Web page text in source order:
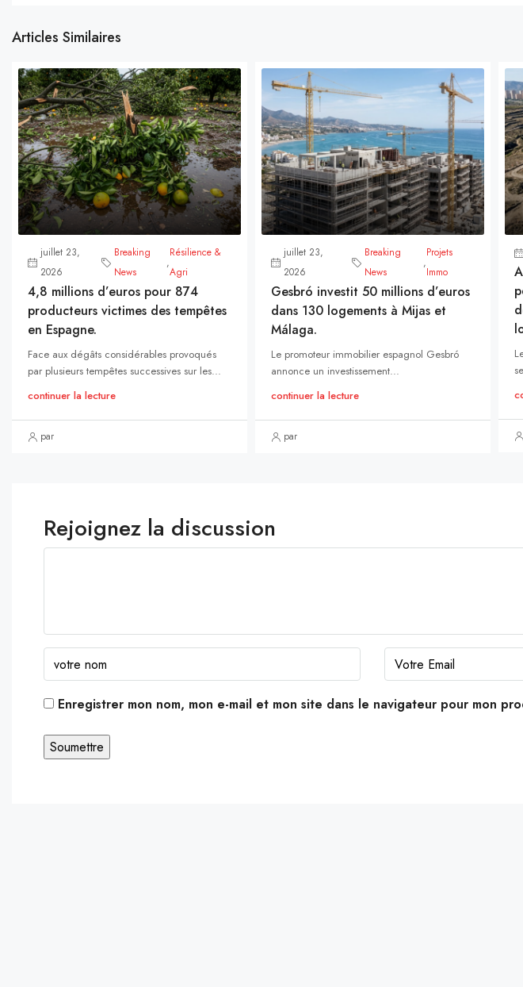
Articles Similaires
juillet 23,
2026
Breaking
News
,
Résilience &
Agri
4,8 millions d’euros pour 874
producteurs victimes des tempêtes
en Espagne.
Face aux dégâts considérables provoqués
par plusieurs tempêtes successives sur les...
continuer la lecture
par
juillet 23,
2026
Breaking
News
,
Projets
Immo
Gesbró investit 50 millions d’euros
dans 130 logements à Mijas et
Málaga.
Le promoteur immobilier espagnol Gesbró
annonce un investissement...
continuer la lecture
par
Rejoignez la discussion
Enregistrer mon nom, mon e-mail et mon site dans le navigateur pour mon